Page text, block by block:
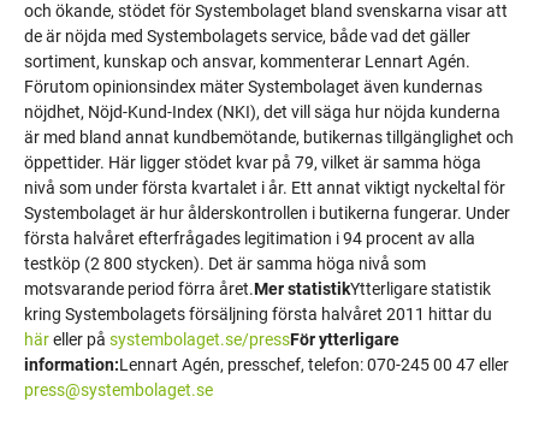
och ökande, stödet för Systembolaget bland svenskarna visar att
de är nöjda med Systembolagets service, både vad det gäller
sortiment, kunskap och ansvar, kommenterar Lennart Agén.
Förutom opinionsindex mäter Systembolaget även kundernas
nöjdhet, Nöjd-Kund-Index (NKI), det vill säga hur nöjda kunderna
är med bland annat kundbemötande, butikernas tillgänglighet och
öppettider. Här ligger stödet kvar på 79, vilket är samma höga
nivå som under första kvartalet i år. Ett annat viktigt nyckeltal för
Systembolaget är hur ålderskontrollen i butikerna fungerar. Under
första halvåret efterfrågades legitimation i 94 procent av alla
testköp (2 800 stycken). Det är samma höga nivå som
motsvarande period förra året.Mer statistikYtterligare statistik
kring Systembolagets försäljning första halvåret 2011 hittar du
häreller på systembolaget.se/pressFör ytterligare
information:Lennart Agén, presschef, telefon: 070-245 00 47 eller
press@systembolaget.se